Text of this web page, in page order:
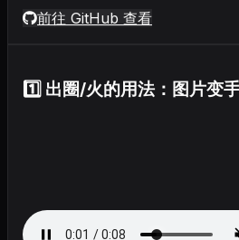
前往 GitHub 查看
1️⃣ 出圈/火的用法：图片变